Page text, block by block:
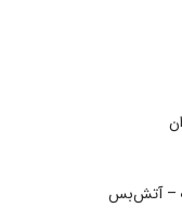
– آتش‌بس